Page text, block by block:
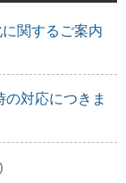
関するご案内
対応につきま